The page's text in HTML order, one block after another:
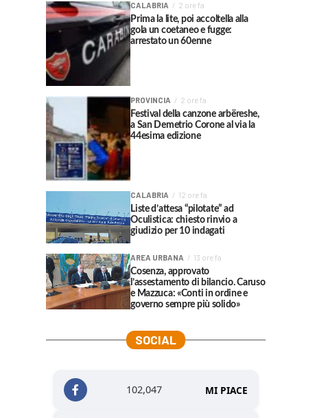
CALABRIA 2 ore fa
Prima la lite, poi accoltella alla
gola un coetaneo e fugge:
arrestato un 60enne
PROVINCIA 2 ore fa
Festival della canzone arbëreshe,
a San Demetrio Corone al via la
44esima edizione
CALABRIA 12 ore fa
Liste d’attesa “pilotate” ad
Oculistica: chiesto rinvio a
giudizio per 10 indagati
AREA URBANA 13 ore fa
Cosenza, approvato
l’assestamento di bilancio. Caruso
e Mazzuca: «Conti in ordine e
governo sempre più solido»
SOCIAL
102,047 MI PIACE